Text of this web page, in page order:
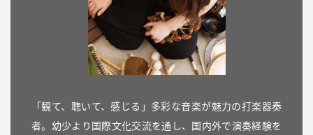
「観て、聴いて、感じる」多彩な音楽が魅力の打楽器奏
者。幼少より国際文化交流を通し、国内外で演奏経験を